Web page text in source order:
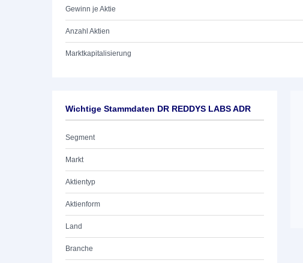
Gewinn je Aktie
Anzahl Aktien
Marktkapitalisierung
Wichtige Stammdaten DR REDDYS LABS ADR
Segment
Markt
Aktientyp
Aktienform
Land
Branche